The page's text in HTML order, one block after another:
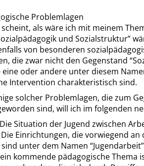
Problemlagen
scheint, als wäre ich mit meinem
und Sozialstruktur”
von besonderen
die zwar nicht den Gegenstand “
oder andere unter diesem
Intervention charakteristisch sind.
solcher Problemlagen, die zum
sind, will ich im folgenden
Die Situation der Jugend zwischen
Die Einrichtungen, die vorwiegend an
unter dem Namen “Jugendarbeit”
kommende pädagogische Thema